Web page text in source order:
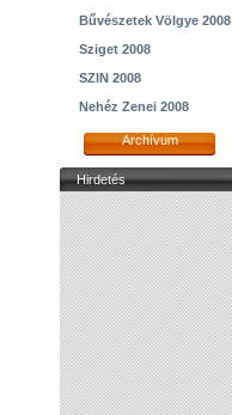
Bűvészetek Völgye 2008
Sziget 2008
SZIN 2008
Nehéz Zenei 2008
Archívum
Hirdetés